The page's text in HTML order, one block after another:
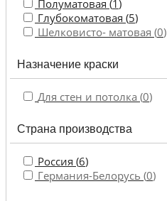
Полуматовая (1)
Глубокоматовая (5)
Шелковисто- матовая (0)
Назначение краски
Для стен и потолка (0)
Страна производства
Россия (6)
Германия-Белорусь (0)